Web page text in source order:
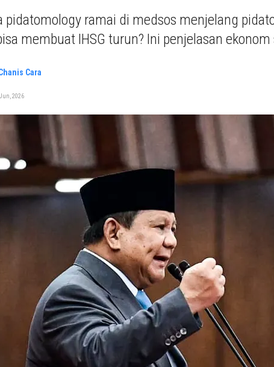
pidatomology ramai di medsos menjelang
membuat IHSG turun? Ini penjelasan
Cara
2026